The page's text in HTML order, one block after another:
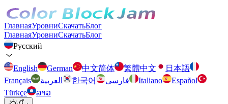
ГлавнаяУровниСкачатьБлог
ГлавнаяУровниСкачатьБлог
Русский
English German 中文简体 繁體中文
日本語
Français
العربية 한국어 فارسی Italiano
Español
Türkçe
ລາວ